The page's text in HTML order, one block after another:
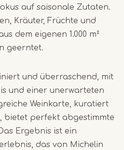
auf saisonale Zutaten.
Kräuter, Früchte und
dem eigenen 1.000 m²
geerntet.
und überraschend, mit
und einer unerwarteten
Weinkarte, kuratiert
bietet perfekt abgestimmte
Ergebnis ist ein
das von Michelin